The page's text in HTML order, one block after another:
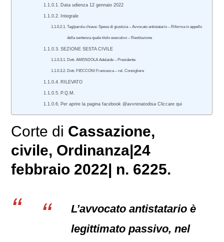
Data udienza 12 gennaio 2022
Integrale
Tag/parola chiave: Spese di giustizia – Avvocato antistatario – Riforma in appello
della sentenza quale titolo esecutivo – Restituzione
SEZIONE SESTA CIVILE
Dott. AMENDOLA Adelaide – Presidente
Dott. FIECCONI Francesca – rel. Consigliere
RILEVATO
P.Q.M.
Per aprire la pagina facebook @avvrenatodisa Cliccare qui
Corte di Cassazione,
civile, Ordinanza|24
febbraio 2022| n. 6225.
L’avvocato antistatario è
legittimato passivo, nel